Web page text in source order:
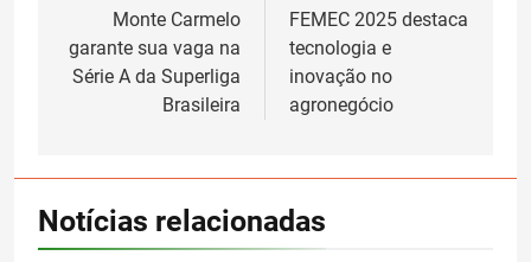
Post
Monte Carmelo
garante sua vaga na
Série A da Superliga
Brasileira
FEMEC 2025 destaca
tecnologia e
inovação no
agronegócio
Notícias relacionadas